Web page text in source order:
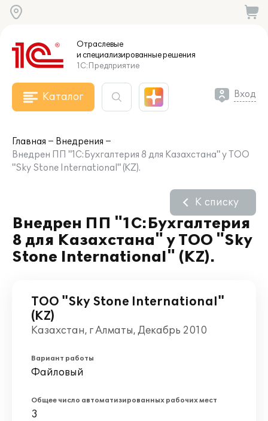
Отраслевые
и специализированныерешения
1С:Предприятие
Каталог Вход
Главная
Внедрения
Внедрен ПП "1С:Бухгалтерия 8 для Казахстана" у ТОО
"Sky Stone International" (KZ).
Внедрен ПП "1С:Бухгалтерия
8 для Казахстана" у ТОО "Sky
Stone International" (KZ).
К списку
ТОО "Sky Stone International"
(KZ)
Казахстан, г Алматы, Декабрь 2010
Вариант работы
Файловый
Общее число автоматизированных рабочих мест
3